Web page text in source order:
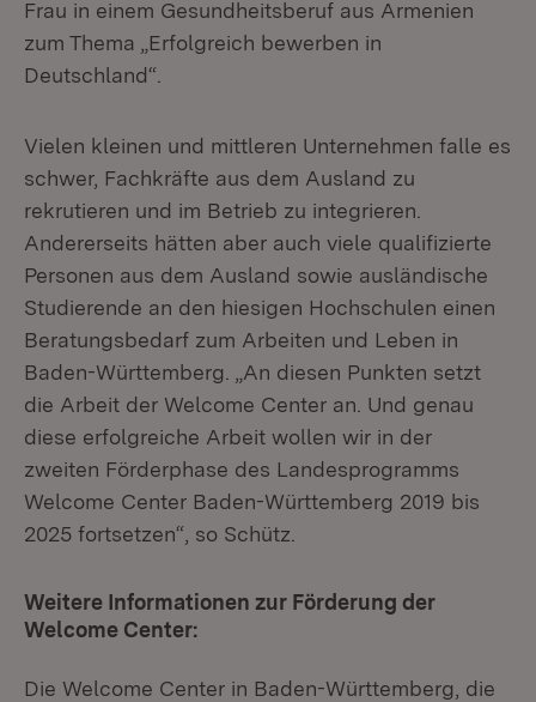
Frau in einem Gesundheitsberuf aus Armenien
zum Thema „Erfolgreich bewerben in
Deutschland“.
Vielen kleinen und mittleren Unternehmen falle es
schwer, Fachkräfte aus dem Ausland zu
rekrutieren und im Betrieb zu integrieren.
Andererseits hätten aber auch viele qualifizierte
Personen aus dem Ausland sowie ausländische
Studierende an den hiesigen Hochschulen einen
Beratungsbedarf zum Arbeiten und Leben in
Baden-Württemberg. „An diesen Punkten setzt
die Arbeit der Welcome Center an. Und genau
diese erfolgreiche Arbeit wollen wir in der
zweiten Förderphase des Landesprogramms
Welcome Center Baden-Württemberg 2019 bis
2025 fortsetzen“, so Schütz.
Weitere Informationen zur Förderung der
Welcome Center:
Die Welcome Center in Baden-Württemberg, die